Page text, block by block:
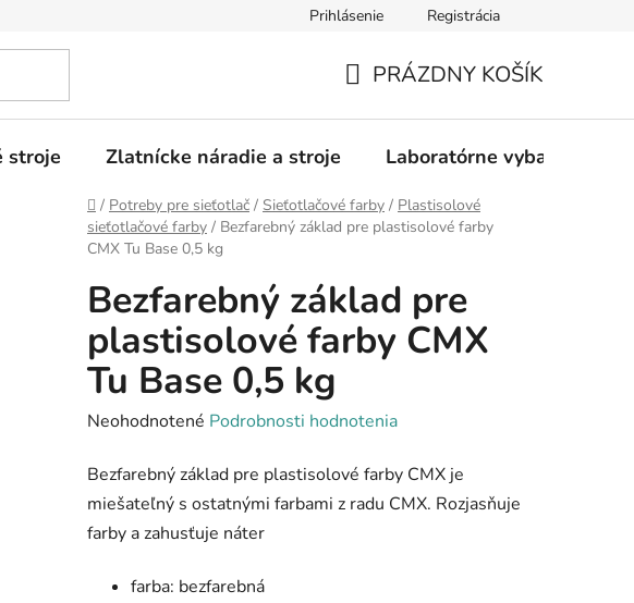
údajov Prihlásenie Registrácia
KOŠÍK
PRÁZDNY KOŠÍK
stroje Zlatnícke náradie a stroje Laboratórne vybavenie
Domov
/ Potreby pre sieťotlač / Sieťotlačové farby / Plastisolové
sieťotlačové farby / Bezfarebný základ pre plastisolové farby
CMX Tu Base 0,5 kg
Bezfarebný základ pre
plastisolové farby CMX
Tu Base 0,5 kg
Priemerné
produktu
je
0,0
Neohodnotené Podrobnosti hodnotenia
Bezfarebný základ pre plastisolové farby CMX je
miešateľný s ostatnými farbami z radu CMX. Rozjasňuje
farby a zahusťuje náter
farba: bezfarebná